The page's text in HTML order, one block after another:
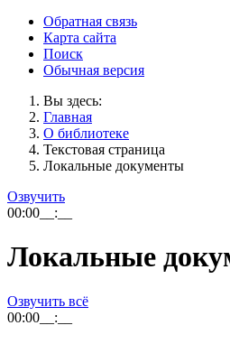
Обратная связь
Карта сайта
Поиск
Обычная версия
Вы здесь:
Главная
О библиотеке
Текстовая страница
Локальные документы
Озвучить
00:00 __:__
Локальные
Озвучить всё
00:00 __:__